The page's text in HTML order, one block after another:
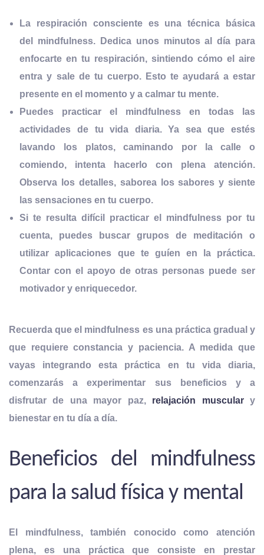
La respiración consciente es una técnica básica
del mindfulness. Dedica unos minutos al día para
enfocarte en tu respiración, sintiendo cómo el aire
entra y sale de tu cuerpo. Esto te ayudará a estar
presente en el momento y a calmar tu mente.
Puedes practicar el mindfulness en todas las
actividades de tu vida diaria. Ya sea que estés
lavando los platos, caminando por la calle o
comiendo, intenta hacerlo con plena atención.
Observa los detalles, saborea los sabores y siente
las sensaciones en tu cuerpo.
Si te resulta difícil practicar el mindfulness por tu
cuenta, puedes buscar grupos de meditación o
utilizar aplicaciones que te guíen en la práctica.
Contar con el apoyo de otras personas puede ser
motivador y enriquecedor.
Recuerda que el mindfulness es una práctica gradual y
que requiere constancia y paciencia. A medida que
vayas integrando esta práctica en tu vida diaria,
comenzarás a experimentar sus beneficios y a
disfrutar de una mayor paz, relajación musculary
bienestar en tu día a día.
Beneficios del mindfulness
para la salud física y mental
El mindfulness, también conocido como atención
plena, es una práctica que consiste en prestar